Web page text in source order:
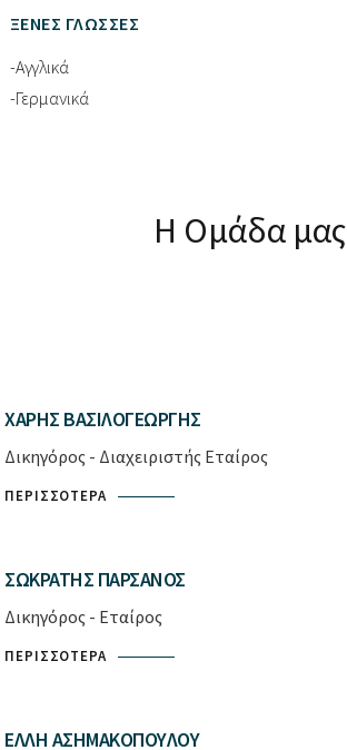
ΞΈΝΕΣ ΓΛΏΣΣΕΣ
-Αγγλικά
-Γερμανικά
Η Ομάδα μας
ΧΆΡΗΣ ΒΑΣΙΛΟΓΕΏΡΓΗΣ
Δικηγόρος - Διαχειριστής Εταίρος
ΠΕΡΙΣΣΌΤΕΡΑ
ΣΩΚΡΆΤΗΣ ΠΑΡΣΆΝΟΣ
Δικηγόρος - Εταίρος
ΠΕΡΙΣΣΌΤΕΡΑ
ΈΛΛΗ ΑΣΗΜΑΚΟΠΟΎΛΟΥ